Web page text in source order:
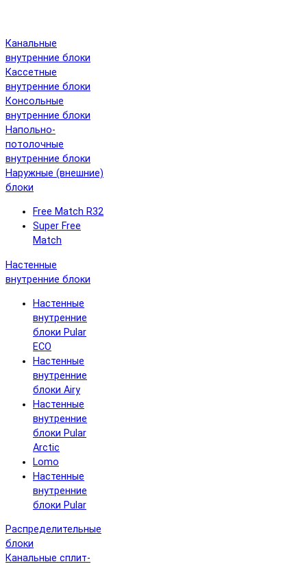
Канальные
внутренние блоки
Кассетные
внутренние блоки
Консольные
внутренние блоки
Напольно-
потолочные
внутренние блоки
Наружные (внешние)
блоки
Free Match R32
Super Free
Match
Настенные
внутренние блоки
Настенные
внутренние
блоки Pular
ECO
Настенные
внутренние
блоки Airy
Настенные
внутренние
блоки Pular
Arctic
Lomo
Настенные
внутренние
блоки Pular
Распределительные
блоки
Канальные сплит-